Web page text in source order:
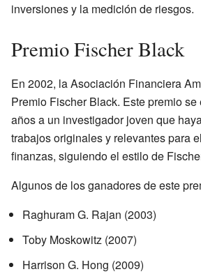
inversiones y la medición de riesgos.
Premio Fischer Black
En 2002, la Asociación Financiera
Premio Fischer Black. Este premio
años a un investigador joven que
trabajos originales y relevantes para
finanzas, siguiendo el estilo de
Algunos de los ganadores de este
Raghuram G. Rajan (2003)
Toby Moskowitz (2007)
Harrison G. Hong (2009)